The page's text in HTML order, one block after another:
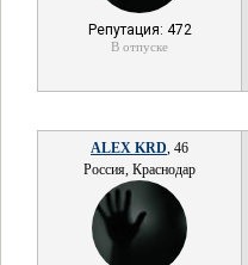
Репутация: 472
В отпуске
ALEX KRD, 46
Россия, Краснодар